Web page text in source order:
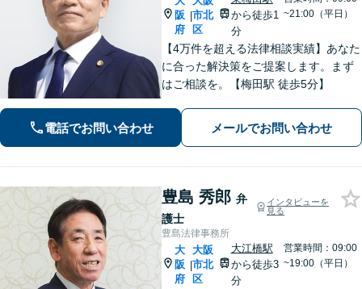
阪
府
|市北
区
から徒歩1
分
~21:00（平日）
【4万件を超える法律相談実績】あなた
に合った解決策をご提案します。まず
はご相談を。【梅田駅 徒歩5分】
電話でお問い合わせ メールでお問い合わせ
豊島 秀郎 弁
護士
インタビューを
見る
豊島法律事務所
大
阪
府
|
大阪
市北
区
大江橋駅
から徒歩3
分
営業時間：09:00
~19:00（平日）